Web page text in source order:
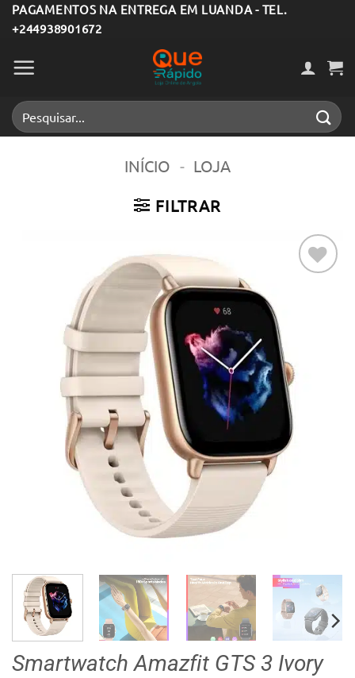
Skip
to
content
PAGAMENTOS NA ENTREGA EM LUANDA - TEL.
+244938901672
Pesquisar
por:
INÍCIO - LOJA
FILTRAR
aos meus
desejos
Smartwatch Amazfit GTS 3 Ivory